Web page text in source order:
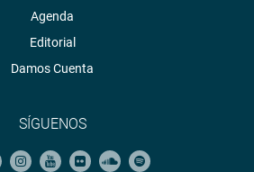
Agenda
Editorial
Damos Cuenta
SÍGUENOS